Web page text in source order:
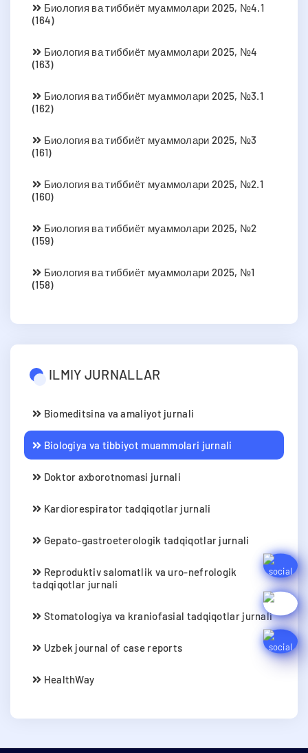
Биология ва тиббиёт муаммолари 2025, №4.1
(164)
Биология ва тиббиёт муаммолари 2025, №4
(163)
Биология ва тиббиёт муаммолари 2025, №3.1
(162)
Биология ва тиббиёт муаммолари 2025, №3
(161)
Биология ва тиббиёт муаммолари 2025, №2.1
(160)
Биология ва тиббиёт муаммолари 2025, №2
(159)
Биология ва тиббиёт муаммолари 2025, №1
(158)
ILMIY JURNALLAR
Biomeditsina va amaliyot jurnali
Biologiya va tibbiyot muammolari jurnali
Doktor axborotnomasi jurnali
Kardiorespirator tadqiqotlar jurnali
Gepato-gastroeterologik tadqiqotlar jurnali
Reproduktiv salomatlik va uro-nefrologik
tadqiqotlar jurnali
Stomatologiya va kraniofasial tadqiqotlar jurnali
Uzbek journal of case reports
HealthWay